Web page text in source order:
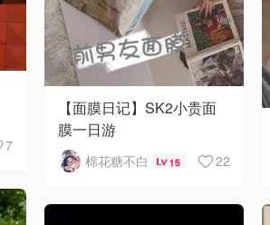
【面膜日记】SK2小贵面
膜一日游
棉花糖不白 15 22
7